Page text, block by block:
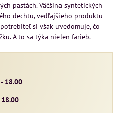
pastách. Väčšina syntetických
dechtu, vedľajšieho produktu
si však uvedomuje, čo
A to sa týka nielen farieb.
18.00